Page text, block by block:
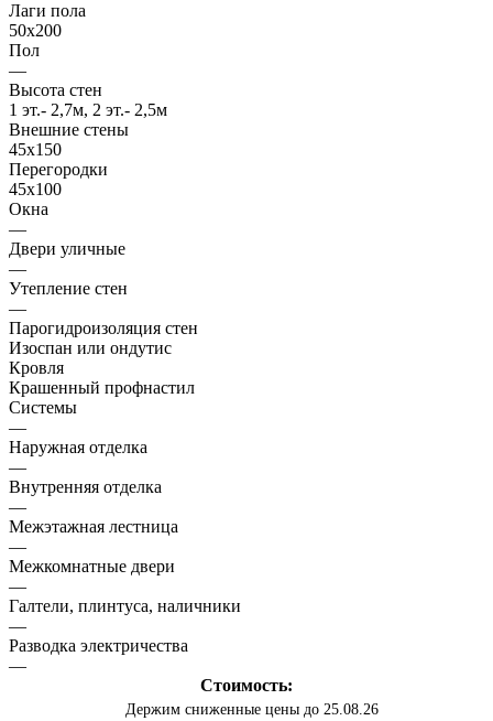
Лаги пола
50x200
Пол
—
Высота стен
1 эт.- 2,7м, 2 эт.- 2,5м
Внешние стены
45х150
Перегородки
45х100
Окна
—
Двери уличные
—
Утепление стен
—
Парогидроизоляция стен
Изоспан или ондутис
Кровля
Крашенный профнастил
Системы
—
Наружная отделка
—
Внутренняя отделка
—
Межэтажная лестница
—
Межкомнатные двери
—
Галтели, плинтуса, наличники
—
Разводка электричества
—
Стоимость:
Держим сниженные цены до 25.08.26